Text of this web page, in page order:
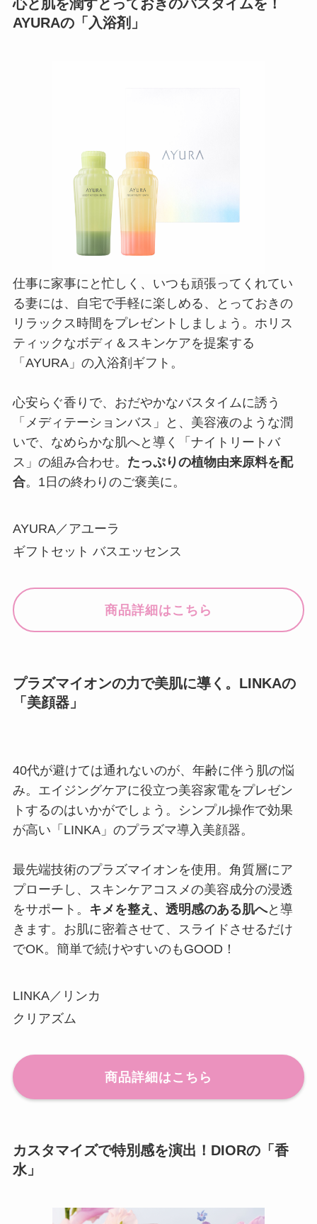
心と肌を潤すとっておきのバスタイムを！
AYURAの「入浴剤」
仕事に家事にと忙しく、いつも頑張ってくれてい
る妻には、自宅で手軽に楽しめる、とっておきの
リラックス時間をプレゼントしましょう。ホリス
ティックなボディ＆スキンケアを提案する
「AYURA」の入浴剤ギフト。
心安らぐ香りで、おだやかなバスタイムに誘う
「メディテーションバス」と、美容液のような潤
いで、なめらかな肌へと導く「ナイトリートバ
ス」の組み合わせ。 たっぷりの植物由来原料を配
合。1日の終わりのご褒美に。
AYURA／アユーラ
ギフトセット バスエッセンス
商品詳細はこちら
プラズマイオンの力で美肌に導く。LINKAの
「美顔器」
40代が避けては通れないのが、年齢に伴う肌の悩
み。エイジングケアに役立つ美容家電をプレゼン
トするのはいかがでしょう。シンプル操作で効果
が高い「LINKA」のプラズマ導入美顔器。
最先端技術のプラズマイオンを使用。角質層にア
プローチし、スキンケアコスメの美容成分の浸透
をサポート。 キメを整え、透明感のある肌へと導
きます。お肌に密着させて、スライドさせるだけ
でOK。簡単で続けやすいのもGOOD！
LINKA／リンカ
クリアズム
商品詳細はこちら
カスタマイズで特別感を演出！DIORの「香
水」